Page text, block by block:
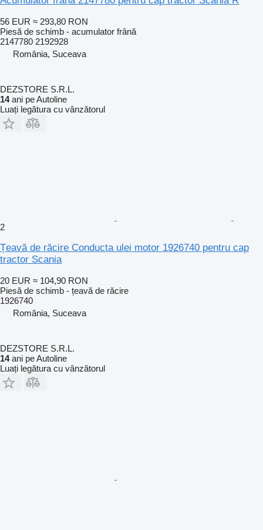
56 EUR ≈ 293,80 RON
Piesă de schimb - acumulator frână
2147780 2192928
România, Suceava
DEZSTORE S.R.L.
14ani pe Autoline
Luați legătura cu vânzătorul
2
Țeavă de răcire Conducta ulei motor 1926740 pentru cap
tractor Scania
20 EUR ≈ 104,90 RON
Piesă de schimb - țeavă de răcire
1926740
România, Suceava
DEZSTORE S.R.L.
14ani pe Autoline
Luați legătura cu vânzătorul